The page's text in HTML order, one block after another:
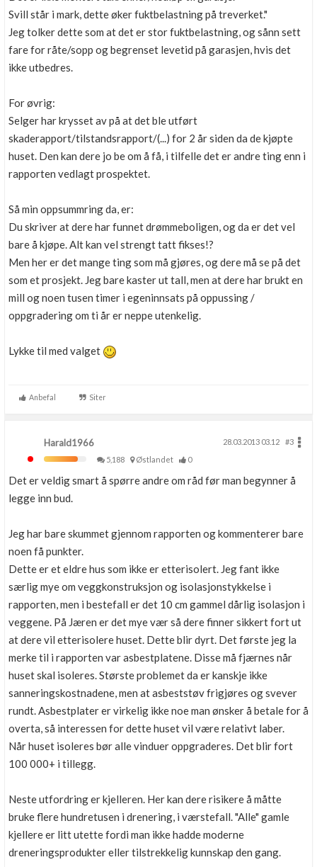
Svill står i mark, dette øker fuktbelastning på treverket."
Jeg tolker dette som at det er stor fuktbelastning, og sånn sett
fare for råte/sopp og begrenset levetid på garasjen, hvis det
ikke utbedres.
For øvrig:
Selger har krysset av på at det ble utført
skaderapport/tilstandsrapport/(...) for 2 år siden da de kjøpte
huset. Den kan dere jo be om å få, i tilfelle det er andre ting enn i
rapporten vedlagt prospektet.
Så min oppsummring da, er:
Du skriver at dere har funnet drømmeboligen, og da er det vel
bare å kjøpe. Alt kan vel strengt tatt fikses!?
Men her er det mange ting som må gjøres, og dere må se på det
som et prosjekt. Jeg bare kaster ut tall, men at dere har brukt en
mill og noen tusen timer i egeninnsats på oppussing /
oppgradering om ti år er neppe utenkelig.
Lykke til med valget
Anbefal Siter
Harald1966 28.03.2013 03.12
#3
5,188
Østlandet 0
Det er veldig smart å spørre andre om råd før man begynner å
legge inn bud.
Jeg har bare skummet gjennom rapporten og kommenterer bare
noen få punkter.
Dette er et eldre hus som ikke er etterisolert. Jeg fant ikke
særlig mye om veggkonstruksjon og isolasjonstykkelse i
rapporten, men i bestefall er det 10 cm gammel dårlig isolasjon i
veggene. På Jæren er det mye vær så dere finner sikkert fort ut
at dere vil etterisolere huset. Dette blir dyrt. Det første jeg la
merke til i rapporten var asbestplatene. Disse må fjærnes når
huset skal isoleres. Største problemet da er kanskje ikke
sanneringskostnadene, men at asbeststøv frigjøres og svever
rundt. Asbestplater er virkelig ikke noe man ønsker å betale for å
overta, så interessen for dette huset vil være relativt laber.
Når huset isoleres bør alle vinduer oppgraderes. Det blir fort
100 000+ i tillegg.
Neste utfordring er kjelleren. Her kan dere risikere å måtte
bruke flere hundretusen i drenering, i værstefall. "Alle" gamle
kjellere er litt utette fordi man ikke hadde moderne
dreneringsprodukter eller tilstrekkelig kunnskap den gang.